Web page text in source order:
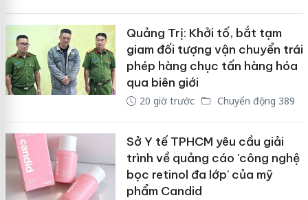
Quảng Trị: Khởi tố, bắt tạm
giam đối tượng vận chuyển trái
phép hàng chục tấn hàng hóa
qua biên giới
20 giờ trước Chuyển động 389
Sở Y tế TPHCM yêu cầu giải
trình về quảng cáo 'công nghệ
bọc retinol đa lớp' của mỹ
phẩm Candid